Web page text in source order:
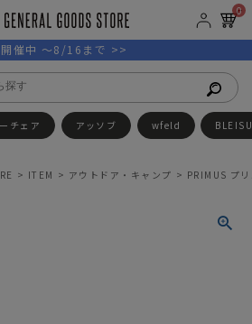
0
開催中 ～8/16まで >>
チェア アッソブ wfeld
ITEM アウトドア・キャンプ PRIMUS プ